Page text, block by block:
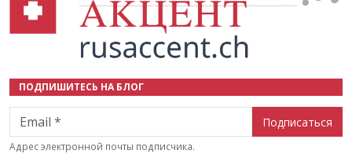
ПОДПИШИТЕСЬ НА БЛОГ
Email
Адрес электронной почты подписчика.